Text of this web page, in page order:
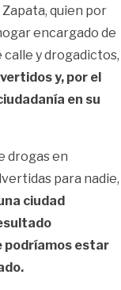
quien por
encargado de
y drogadictos,
y, por el
en su
drogas en
para nadie,
ciudad
podríamos estar